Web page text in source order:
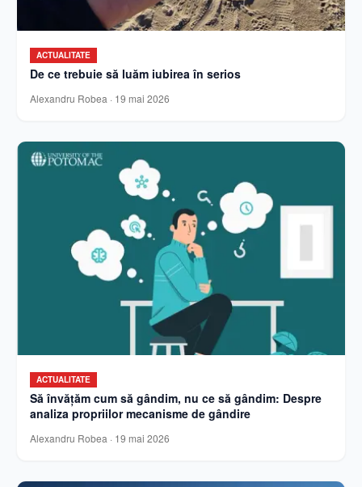
ACTUALITATE
De ce trebuie să luăm iubirea în serios
Alexandru Robea · 19 mai 2026
ACTUALITATE
Să învățăm cum să gândim, nu ce să gândim: Despre
analiza propriilor mecanisme de gândire
Alexandru Robea · 19 mai 2026